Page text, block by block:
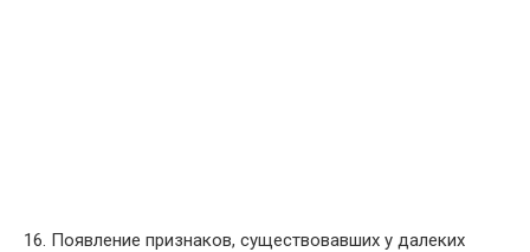
16. Появление признаков, существовавших у далеких